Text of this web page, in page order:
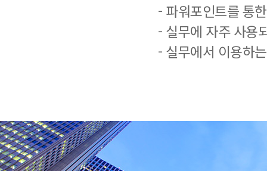
- 파워포인트를 통
- 실무에 자주 사용
- 실무에서 이용하